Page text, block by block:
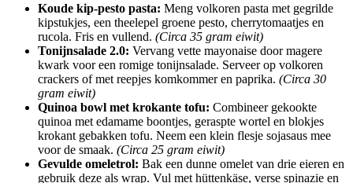
Koude kip-pesto pasta: Meng volkoren pasta met gegrilde
kipstukjes, een theelepel groene pesto, cherrytomaatjes en
rucola. Fris en vullend. (Circa 35 gram eiwit)
Tonijnsalade 2.0: Vervang vette mayonaise door magere
kwark voor een romige tonijnsalade. Serveer op volkoren
crackers of met reepjes komkommer en paprika. (Circa 30
gram eiwit)
Quinoa bowl met krokante tofu: Combineer gekookte
quinoa met edamame boontjes, geraspte wortel en blokjes
krokant gebakken tofu. Neem een klein flesje sojasaus mee
voor de smaak. (Circa 25 gram eiwit)
Gevulde omeletrol: Bak een dunne omelet van drie eieren en
gebruik deze als wrap. Vul met hüttenkäse, verse spinazie en